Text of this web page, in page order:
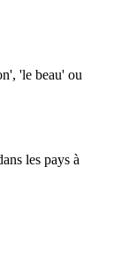
'le beau' ou
les pays à